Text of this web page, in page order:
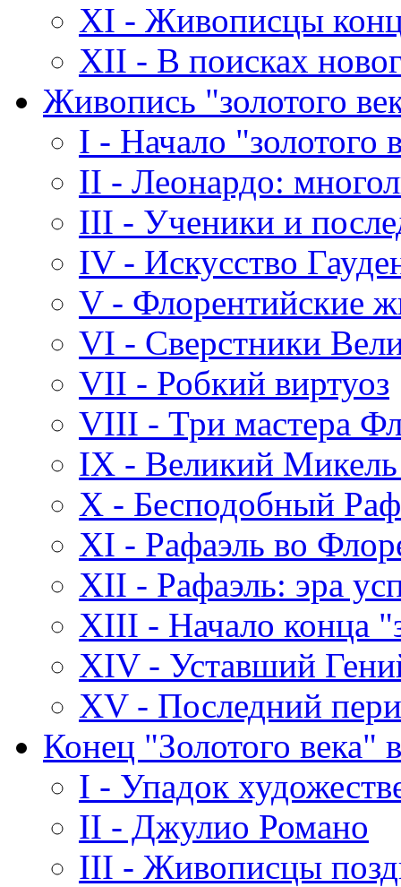
XI - Живописцы
XII - В поисках
Живопись "золотого
I - Начало "золотого
II - Леонардо:
III - Ученики и
IV - Искусство
V - Флорентийские
VI - Сверстники
VII - Робкий виртуоз
VIII - Три мастера
IX - Великий
X - Бесподобный
XI - Рафаэль во
XII - Рафаэль: эра
XIII - Начало конца
XIV - Уставший
XV - Последний
Конец "Золотого века"
I - Упадок
II - Джулио Романо
III - Живописцы